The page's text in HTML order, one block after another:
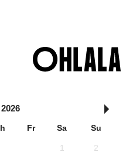
2026
Fr Sa Su
1
2